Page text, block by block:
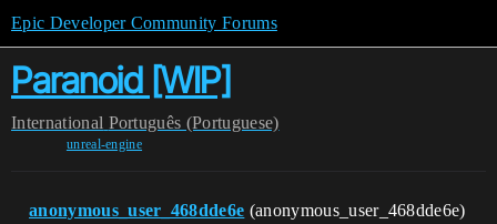
Epic Developer Community Forums
Paranoid [WIP]
International Português (Portuguese)
unreal-engine
anonymous_user_468dde6e (anonymous_user_468dde6e)